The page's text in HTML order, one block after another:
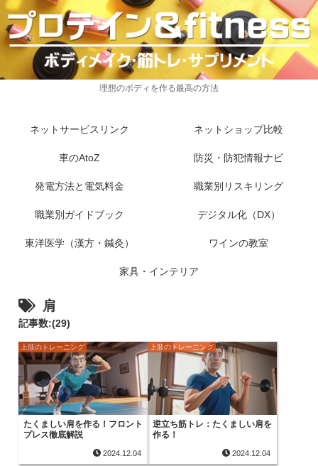
理想のボディを作る最高の方法
ネットサービスリンク ネットショップ比較
車のAtoZ 防災・防犯情報ナビ
発電方法と電気料金 職業別リスキリング
職業別ガイドブック デジタル化（DX）
東洋医学（漢方・鍼灸） ワインの教室
家具・インテリア
肩
記事数:(29)
上肢のトレーニング
たくましい肩を作る！フロント
プレス徹底解説
2024.12.04
上肢のトレーニング
逆立ち筋トレ：たくましい肩を
作る！
2024.12.04